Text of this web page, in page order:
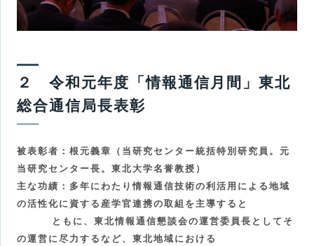
２ 令和元年度「情報通信月間」東北
総合通信局長表彰
被表彰者：根元義章（当研究センター統括特別研究員。元
当研究センター長。東北大学名誉教授）
主な功績：多年にわたり情報通信技術の利活用による地域
の活性化に資する産学官連携の取組を主導すると
ともに、東北情報通信懇談会の運営委員長としてそ
の運営に尽力するなど、東北地域における